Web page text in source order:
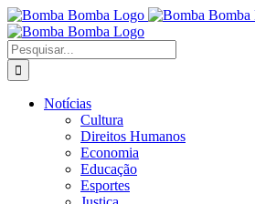
Ir
para
o
conteúdo
Buscar
resultados
para:
Notícias
Cultura
Direitos Humanos
Economia
Educação
Esportes